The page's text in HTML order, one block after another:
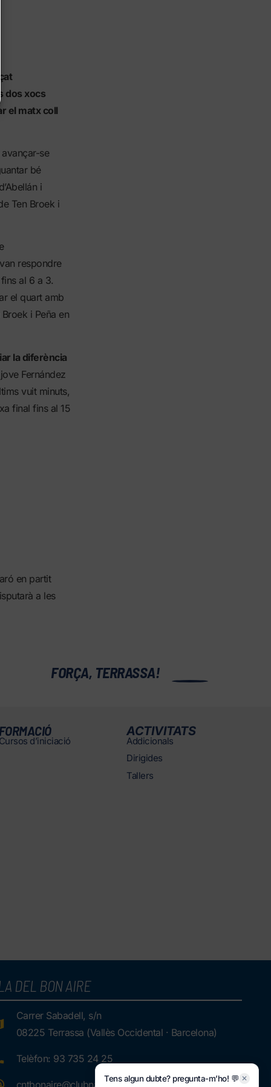
dos xocs
el matx coll
se
bé
i
Ten Broek i
respondre
al 6 a 3.
el quart amb
i Peña en
la diferència
Fernández
vuit minuts,
final fins al 15
en partit
a les
FORÇA, TERRASSA!
FORMACIÓ
Cursos d’iniciació
ACTIVITATS
Addicionals
Dirigides
Tallers
DEL BON AIRE
Carrer Sabadell, s/n
08225 Terrassa (Vallès Occidental · Barcelona)
Telèfon: 93 735 24 25
cntbonaire@clubnatacioterrassa.catTens algun dubte? pregunta-m’ho! 💬 ✕